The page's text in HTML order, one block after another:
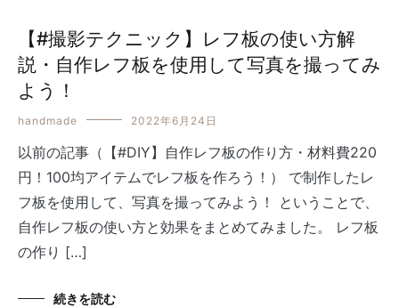
【#撮影テクニック】レフ板の使い方解
説・自作レフ板を使用して写真を撮ってみ
よう！
handmade 2022年6月24日
以前の記事（【#DIY】自作レフ板の作り方・材料費220
円！100均アイテムでレフ板を作ろう！） で制作したレ
フ板を使用して、写真を撮ってみよう！ ということで、
自作レフ板の使い方と効果をまとめてみました。 レフ板
の作り […]
続きを読む